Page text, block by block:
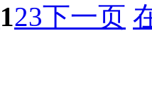
123下一页